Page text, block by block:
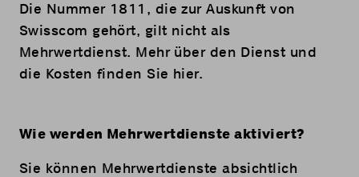
Die Nummer 1811, die zur Auskunft von
Swisscom gehört, gilt nicht als
Mehrwertdienst. Mehr über den Dienst und
die Kosten finden Sie hier.
Wie werden Mehrwertdienste aktiviert?
Sie können Mehrwertdienste absichtlich